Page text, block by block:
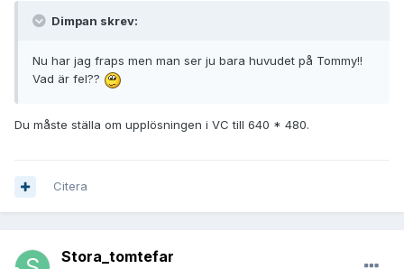
Dimpan skrev:
Nu har jag fraps men man ser ju bara huvudet på Tommy!!
Vad är fel??
Du måste ställa om upplösningen i VC till 640 * 480.
Citera
Stora_tomtefar